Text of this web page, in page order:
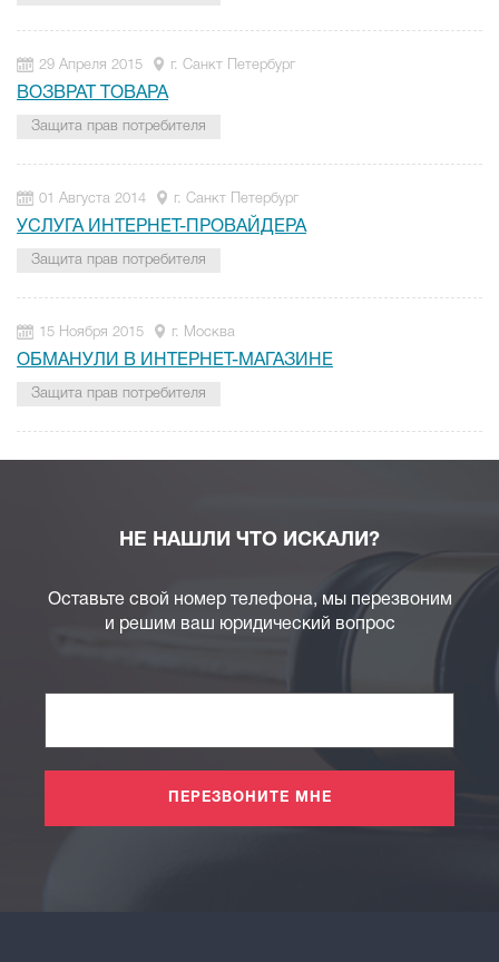
29 Апреля 2015 г. Санкт Петербург
ВОЗВРАТ ТОВАРА
Защита прав потребителя
01 Августа 2014 г. Санкт Петербург
УСЛУГА ИНТЕРНЕТ-ПРОВАЙДЕРА
Защита прав потребителя
15 Ноября 2015 г. Москва
ОБМАНУЛИ В ИНТЕРНЕТ-МАГАЗИНЕ
Защита прав потребителя
НЕ НАШЛИ ЧТО ИСКАЛИ?
Оставьте свой номер телефона, мы перезвоним
и решим ваш юридический вопрос
ПЕРЕЗВОНИТЕ МНЕ